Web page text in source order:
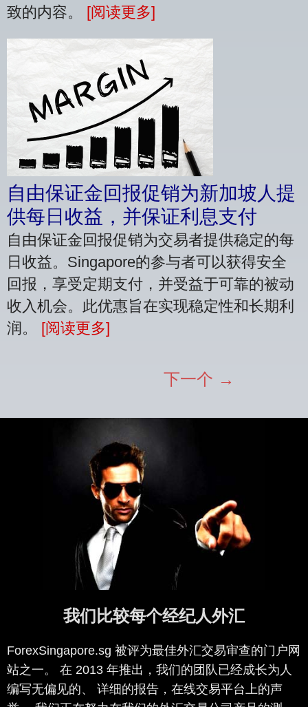
致的内容。 [阅读更多]
自由保证金回报促销为新加坡人提
供每日收益，并保证利息支付
自由保证金回报促销为交易者提供稳定的每
日收益。Singapore的参与者可以获得安全
回报，享受定期支付，并受益于可靠的被动
收入机会。此优惠旨在实现稳定性和长期利
润。 [阅读更多]
下一个 →
我们比较每个经纪人外汇
ForexSingapore.sg 被评为最佳外汇交易审查的门户网
站之一。 在 2013 年推出，我们的团队已经成长为人
编写无偏见的、 详细的报告，在线交易平台上的声